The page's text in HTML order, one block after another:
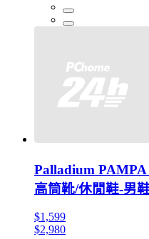
Palladium
高筒靴/休閒鞋-男
$1,599
$2,980